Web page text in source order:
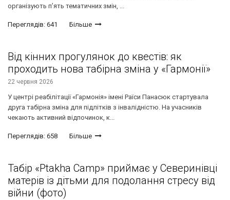
організують п’ять тематичних змін, ...
Переглядів: 641 Більше
Від кінних прогулянок до квестів: як
проходить нова табірна зміна у «Гармонії»
22 червня 2026
У центрі реабілітації «Гармонія» імені Раїси Панасюк стартувала
друга табірна зміна для підлітків з інвалідністю. На учасників
чекають активний відпочинок, к...
Переглядів: 658 Більше
Табір «Ptakha Camp» приймає у Северинівці
матерів із дітьми для подолання стресу від
війни (фото)